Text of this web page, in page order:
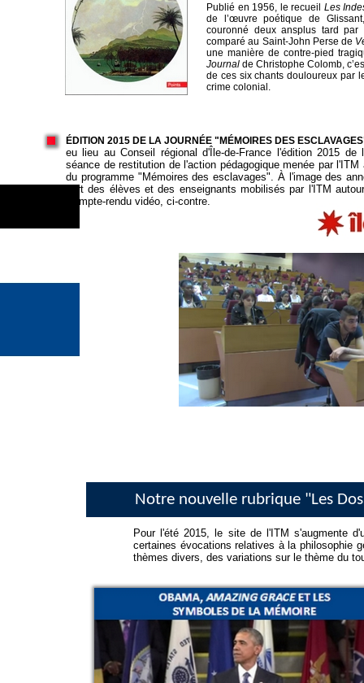
ÉDITION 2015 DE LA JOURNÉE "MÉMOIRES DES
eu lieu au Conseil régional d'Île-de-France l'édition 2015
séance de restitution de l'action pédagogique menée par
du programme "Mémoires des esclavages". À l'image des
part des élèves et des enseignants mobilisés par l'ITM
Compte-rendu vidéo, ci-contre.
Publié en 1956, le recueil Les
de l’œuvre poétique de
couronné deux ansplus tard
comparé au Saint-John Perse de
une manière de contre-pied
Journal de Christophe Colomb,
de ces six chants douloureux par
crime colonial.
Notre nouvelle rubrique "Les
Pour l'été 2015, le site de l'ITM s'augmente
certaines évocations relatives à la philosophie
thèmes divers, des variations sur le thème du